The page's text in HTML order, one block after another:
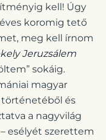
kell! Úgy
koromig tető
meg kell írnom
Jeruzsálem
sokáig.
magyar
történetéből és
a nagyvilág
– esélyét szerettem